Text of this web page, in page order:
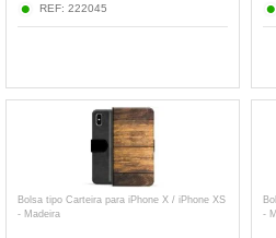
REF: 222045
Bolsa tipo Carteira para iPhone X / iPhone XS
- Madeira
-